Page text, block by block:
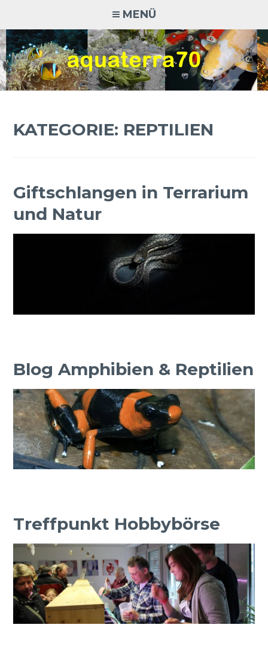
springen
MENÜ
AQUATERRA70
Aquaristik · Terraristik · Natur- und Artenschutz
KATEGORIE: REPTILIEN
Giftschlangen in Terrarium
und Natur
Blog Amphibien & Reptilien
Treffpunkt Hobbybörse